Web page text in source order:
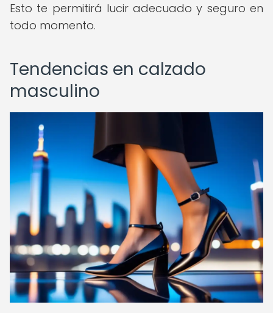
Esto te permitirá lucir adecuado y seguro en
todo momento.
Tendencias en calzado
masculino